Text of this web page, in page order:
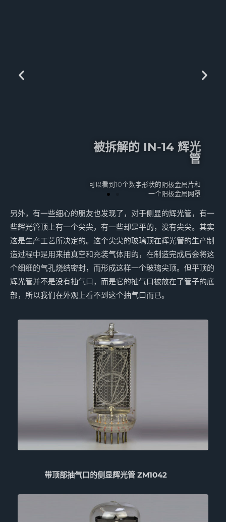
管
可以看到10个数字形状的阴极金属片和
另外，有一些细心的朋友也发现了，对于侧显的辉光管，有一
些辉光管顶上有一个尖尖，有一些却是平的，没有尖尖。其实
这是生产工艺所决定的。这个尖尖的玻璃顶在辉光管的生产制
造过程中是用来抽真空和充装气体用的，在制造完成后会将这
个细细的气孔烧结密封，而形成这样一个玻璃尖顶。但平顶的
辉光管并不是没有抽气口，而是它的抽气口被放在了管子的底
部，所以我们在外观上看不到这个抽气口而已。
带顶部抽气口的侧显辉光管 ZM1042